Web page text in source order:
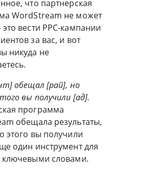
что партнерская
WordStream не может
вести PPC-кампании
за вас, и вот
никуда не
обещал [рай], но
вы получили [ад].
программа
обещала результаты,
этого вы получили
один инструмент для
ключевыми словами.